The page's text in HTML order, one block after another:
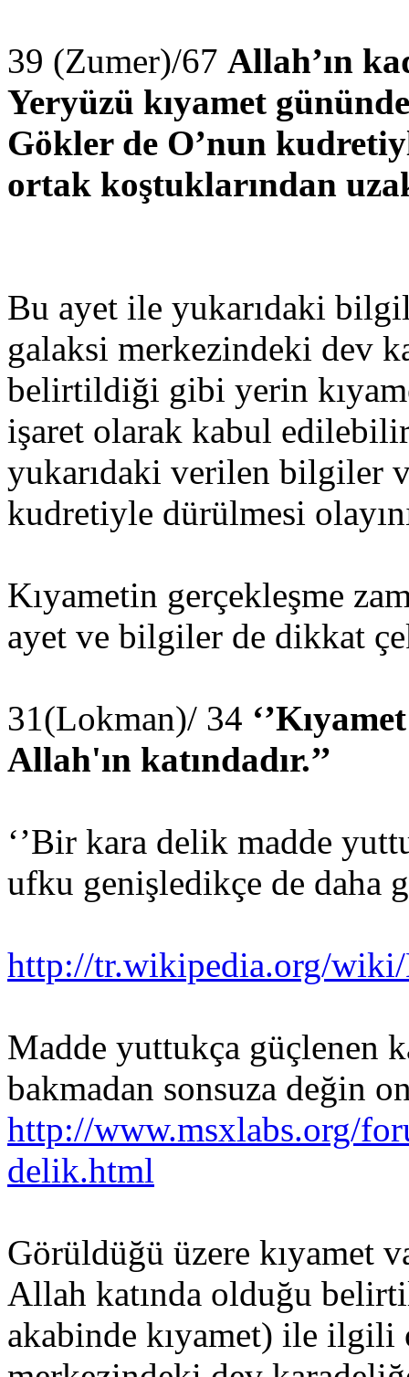
39 (Zumer)/67 Allah’ın
Yeryüzü kıyamet
Gökler de O’nun
ortak koştuklarından
Bu ayet ile yukarıdaki
galaksi merkezindeki dev
belirtildiği gibi yerin
işaret olarak kabul
yukarıdaki verilen bilgiler
kudretiyle dürülmesi
Kıyametin gerçekleşme
ayet ve bilgiler de dikkat
31(Lokman)/ 34
Allah'ın katındadır.’’
‘’Bir kara delik madde
ufku genişledikçe de daha
http://tr.wikipedia.org/
Madde yuttukça güçlenen
bakmadan sonsuza değin
http://www.msxlabs.org/
delik.html
Görüldüğü üzere kıyamet
Allah katında olduğu
akabinde kıyamet) ile